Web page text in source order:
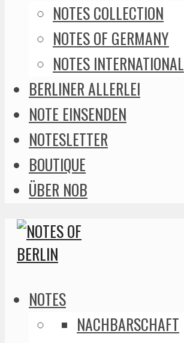
NOTES COLLECTION
NOTES OF GERMANY
NOTES INTERNATIONAL
BERLINER ALLERLEI
NOTE EINSENDEN
NOTESLETTER
BOUTIQUE
ÜBER NOB
NOTES
NACHBARSCHAFT